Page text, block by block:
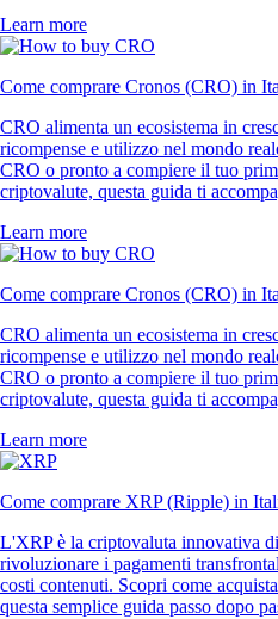
Learn more
Come comprare Cronos (CRO) in
CRO alimenta un ecosistema in
ricompense e utilizzo nel mondo
CRO o pronto a compiere il tuo
criptovalute, questa guida ti
Learn more
Come comprare Cronos (CRO) in
CRO alimenta un ecosistema in
ricompense e utilizzo nel mondo
CRO o pronto a compiere il tuo
criptovalute, questa guida ti
Learn more
Come comprare XRP (Ripple) in
L'XRP è la criptovaluta innovativa
rivoluzionare i pagamenti
costi contenuti. Scopri come
questa semplice guida passo dopo